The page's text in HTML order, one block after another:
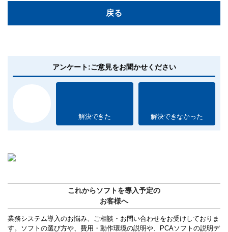
戻る
アンケート:ご意見をお聞かせください
解決できた 解決できなかった
これからソフトを導入予定の
お客様へ
業務システム導入のお悩み、ご相談・お問い合わせをお受けしておりま
す。ソフトの選び方や、費用・動作環境の説明や、PCAソフトの説明デ